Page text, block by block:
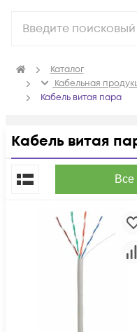
Каталог
Кабельная
Кабель витая пара
Кабель витая
Все
По